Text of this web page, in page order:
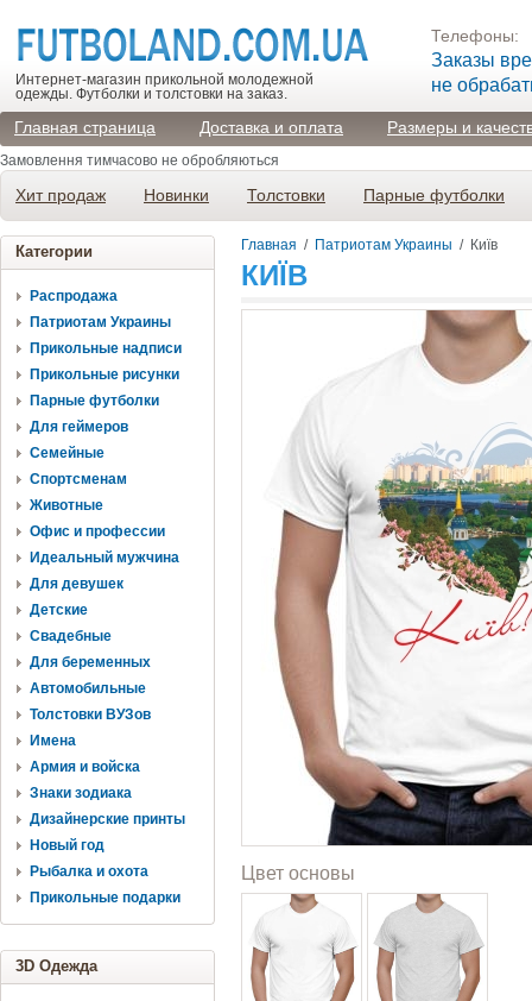
Интернет-магазин прикольной молодежной
одежды. Футболки и толстовки на заказ.
Телефоны:
Заказы
не
Главная страница Доставка и оплата Размеры и
Замовлення тимчасово не обробляються
Хит продаж Новинки Толстовки Парные футболки
Категории
Распродажа
Патриотам Украины
Прикольные надписи
Прикольные рисунки
Парные футболки
Для геймеров
Семейные
Спортсменам
Животные
Офис и профессии
Идеальный мужчина
Для девушек
Детские
Свадебные
Для беременных
Автомобильные
Толстовки ВУЗов
Имена
Армия и войска
Знаки зодиака
Дизайнерские принты
Новый год
Рыбалка и охота
Прикольные подарки
3D Одежда
Главная / Патриотам Украины / Київ
КИЇВ
Цвет основы